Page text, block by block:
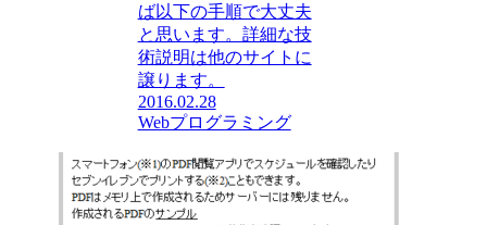
ば以下の手順で大丈夫
と思います。詳細な技
術説明は他のサイトに
譲ります。
2016.02.28
Webプログラミング